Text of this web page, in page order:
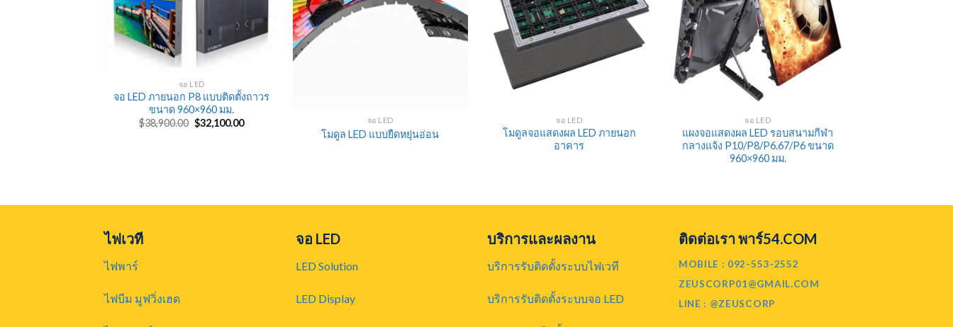
จอ LED
จอ LED ภายนอก P8 แบบติดตั้งถาวร
ขนาด 960×960 มม.
$38,900.00 Original
price
$32,100.00Current
จอ LED
โมดูล LED แบบยืดหยุ่นอ่อน
จอ LED
โมดูลจอแสดงผล LED ภายนอก
อาคาร
จอ LED
แผงจอแสดงผล LED รอบสนามกีฬา
กลางแจ้ง P10/P8/P6.67/P6 ขนาด
960×960 มม.
ไฟเวที
ไฟพาร์
ไฟบีม มูฟวิ่งเฮด
จอ LED
LED Solution
LED Display
บริการและผลงาน
บริการรับติดตั้งระบบไฟเวที
บริการรับติดตั้งระบบจอ LED
ติดต่อเรา พาร์54.COM
MOBILE : 092-553-2552
ZEUSCORP01@GMAIL.COM
LINE : @ZEUSCORP